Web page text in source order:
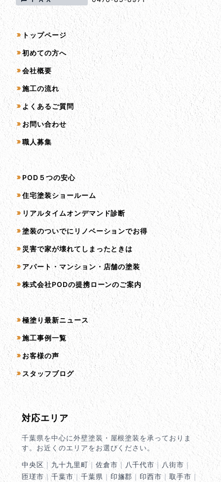
サイトマップ
トップページ
初めての方へ
会社概要
施工の流れ
よくあるご質問
お問い合わせ
職人募集
サービス一覧
POD５つの安心
住宅塗装ショールーム
リアルタイムオンデマンド診断
塗装のついでにリノベーションでお得
災害で家が壊れてしまったときは
アパート・マンション・店舗の塗装
株式会社PODの提携ローンのご案内
コンテンツ一覧
極塗り最新ニュース
施工事例一覧
お客様の声
スタッフブログ
対応エリア
千葉県を中心に外壁塗装・屋根塗装を承っておりま
す。お近くのエリアをお選びください。
中央区 ｜ 九十九里町｜ 佐倉市 ｜ 八千代市｜ 八街市 ｜
匝瑳市 ｜千葉市｜千葉県 ｜ 印旛郡 ｜ 印西市 ｜取手市 ｜